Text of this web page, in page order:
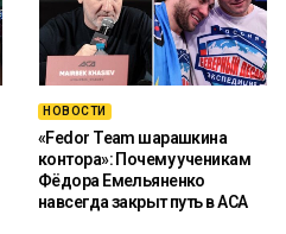
НОВОСТИ
«Fedor Team шарашкина
контора»: Почему ученикам
Фёдора Емельяненко
навсегда закрыт путь в ACA